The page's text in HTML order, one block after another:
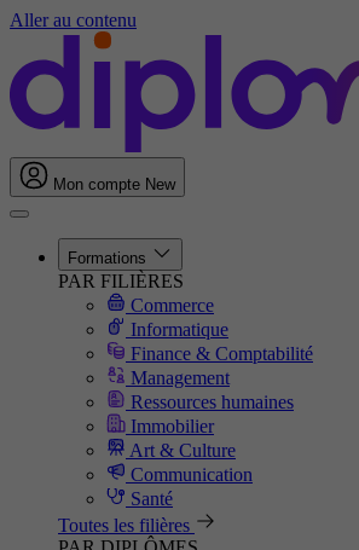
Aller au contenu
Mon compte New
Formations
PAR FILIÈRES
Commerce
Informatique
Finance & Comptabilité
Management
Ressources humaines
Immobilier
Art & Culture
Communication
Santé
Toutes les filières